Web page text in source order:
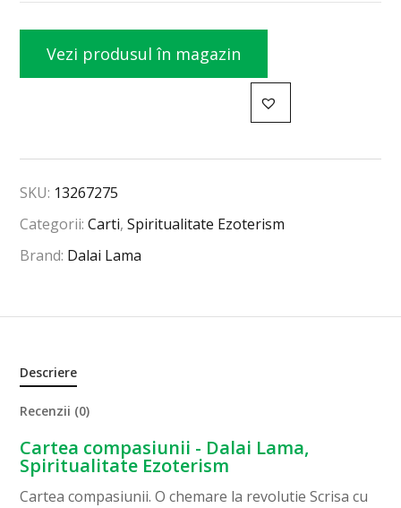
Vezi produsul în magazin
SKU: 13267275
Categorii:Carti,Spiritualitate Ezoterism
Brand: Dalai Lama
Descriere
Recenzii (0)
Cartea compasiunii - Dalai Lama,
Spiritualitate Ezoterism
Cartea compasiunii. O chemare la revolutie Scrisa cu